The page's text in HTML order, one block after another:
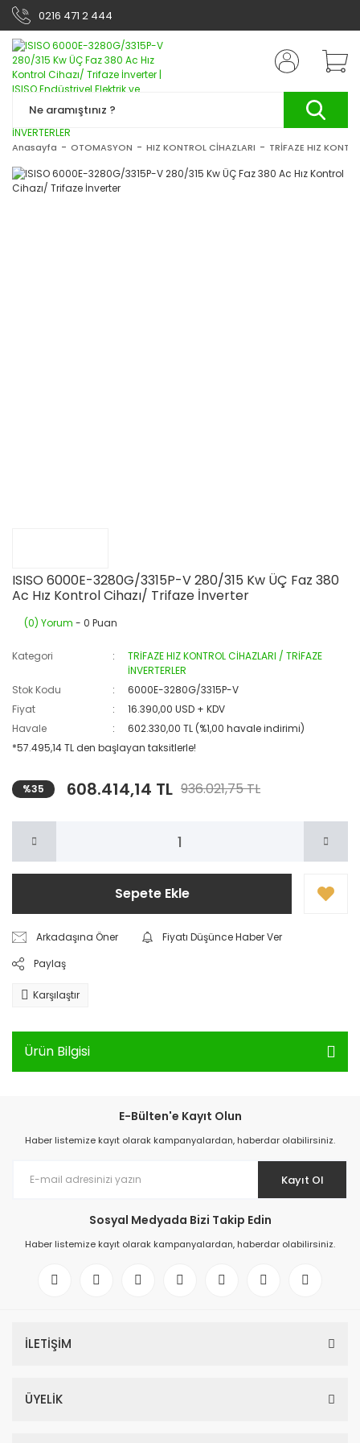
0216 471 2 444
Anasayfa OTOMASYON HIZ KONTROL CİHAZLARI TRİFAZE HIZ
ISISO 6000E-3280G/3315P-V 280/315 Kw ÜÇ Faz 380
Ac Hız Kontrol Cihazı/ Trifaze İnverter
(0) Yorum - 0 Puan
Kategori
TRİFAZE HIZ KONTROL CİHAZLARI / TRİFAZE
İNVERTERLER
Stok Kodu
6000E-3280G/3315P-V
Fiyat
16.390,00 USD + KDV
Havale
602.330,00 TL (%1,00 havale indirimi)
*57.495,14 TL den başlayan taksitlerle!
%35 608.414,14 TL 936.021,75 TL
Sepete Ekle
Arkadaşına Öner
Fiyatı Düşünce Haber Ver
Paylaş
Karşılaştır
Ürün Bilgisi
E-Bülten'e Kayıt Olun
Haber listemize kayıt olarak kampanyalardan, haberdar olabilirsiniz.
Kayıt Ol
Sosyal Medyada Bizi Takip Edin
Haber listemize kayıt olarak kampanyalardan, haberdar olabilirsiniz.
İLETİŞİM
ÜYELİK